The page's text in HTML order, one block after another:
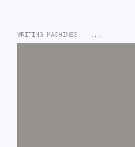
WRITING MACHINES